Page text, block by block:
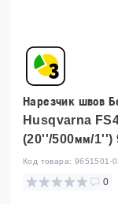
Нарезчик швов
Husqvarna
(20''/500мм/1'')
Код товара: 9651501-
0